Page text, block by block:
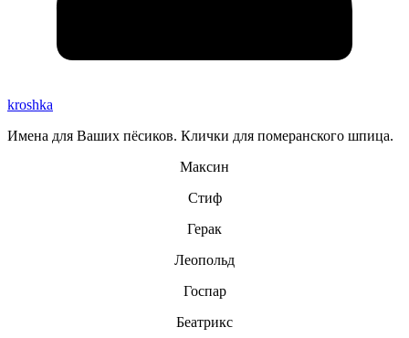
kroshka
Имена для Ваших пёсиков. Клички для померанского шпица.
Максин
Стиф
Герак
Леопольд
Госпар
Беатрикс